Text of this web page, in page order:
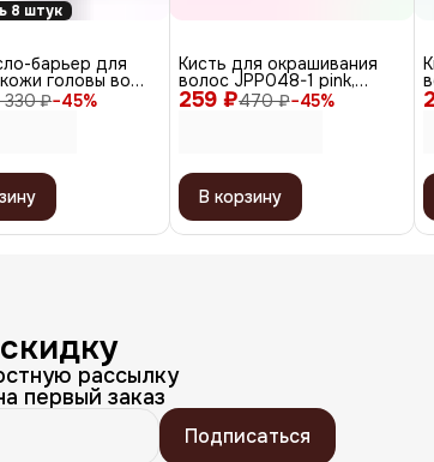
8 штук
330 ₽−45%
барьер для
головы во
/ 259 ₽470 ₽−45%
Кисть для окрашивания
волос JPP048-1 pink,
пластик, розовый
В корзину
рассылку
первый заказ
Подписаться